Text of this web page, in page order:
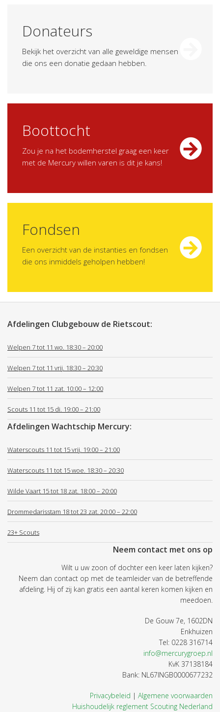
Donateurs
Bekijk het overzicht van alle geweldige mensen
die ons een donatie gedaan hebben.
Boottocht
Zou je na het bodemherstel graag een keer
met de Mercury willen varen is dit je kans!
Fondsen
Een overzicht van de instanties en fondsen
die ons inmiddels geholpen hebben!
Afdelingen Clubgebouw de Rietscout:
Welpen 7 tot 11 wo. 18:30 – 20:00
Welpen 7 tot 11 vrij. 18:30 – 20:30
Welpen 7 tot 11 zat. 10:00 – 12:00
Scouts 11 tot 15 di. 19:00 – 21:00
Afdelingen Wachtschip Mercury:
Waterscouts 11 tot 15 vrij. 19:00 – 21:00
Waterscouts 11 tot 15 woe. 18:30 – 20:30
Wilde Vaart 15 tot 18 zat. 18:00 – 20:00
Drommedarisstam 18 tot 23 zat. 20:00 – 22:00
23+ Scouts
Neem contact met ons op
Wilt u uw zoon of dochter een keer laten kijken?
Neem dan contact op met de teamleider van de betreffende
afdeling. Hij of zij kan gratis een aantal keren komen kijken en
meedoen.
De Gouw 7e, 1602DN
Enkhuizen
Tel: 0228 316714
info@mercurygroep.nl
KvK 37138184
Bank: NL67INGB0000677232
Privacybeleid | Algemene voorwaarden
Huishoudelijk reglement Scouting Nederland